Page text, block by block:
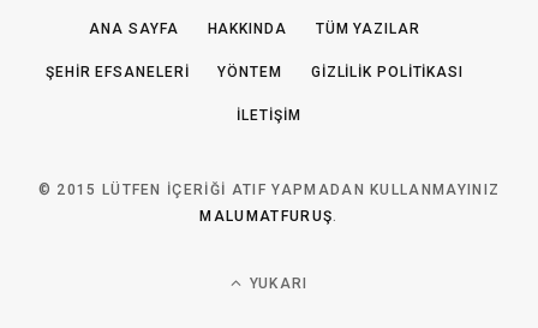
ANA SAYFA HAKKINDA TÜM YAZILAR
ŞEHIR EFSANELERI YÖNTEM GIZLILIK POLITIKASI
İLETIŞIM
© 2015 LÜTFEN IÇERIĞI ATIF YAPMADAN KULLANMAYINIZ
MALUMATFURUŞ
YUKARI